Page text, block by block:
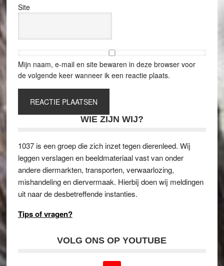
Site
Mijn naam, e-mail en site bewaren in deze browser voor
de volgende keer wanneer ik een reactie plaats.
WIE ZIJN WIJ?
1037 is een groep die zich inzet tegen dierenleed. Wij
leggen verslagen en beeldmateriaal vast van onder
andere diermarkten, transporten, verwaarlozing,
mishandeling en diervermaak. Hierbij doen wij meldingen
uit naar de desbetreffende instanties.
Tips of vragen?
VOLG ONS OP YOUTUBE